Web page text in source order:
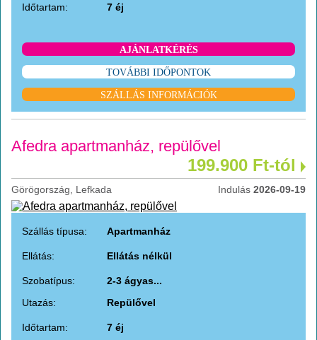
Időtartam: 7 éj
AJÁNLATKÉRÉS
TOVÁBBI IDŐPONTOK
SZÁLLÁS INFORMÁCIÓK
Afedra apartmanház, repülővel
199.900 Ft-tól
Görögország, Lefkada Indulás 2026-09-19
Szállás típusa: Apartmanház
Ellátás: Ellátás nélkül
Szobatípus:
2-3 ágyas...
Utazás:
Repülővel
Időtartam: 7 éj